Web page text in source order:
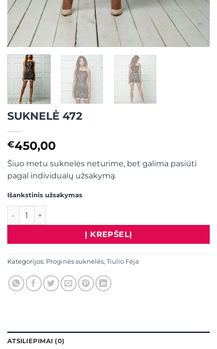
SUKNELĖ 472
€450,00
Šiuo metu suknelės neturime, bet galima pasiūti
pagal individualų užsakymą.
Išankstinis užsakymas
produkto kiekis: SUKNELĖ 472
Į KREPŠELĮ
Kategorijos: Proginės suknelės, Tiulio Fėja
ATSILIEPIMAI (0)